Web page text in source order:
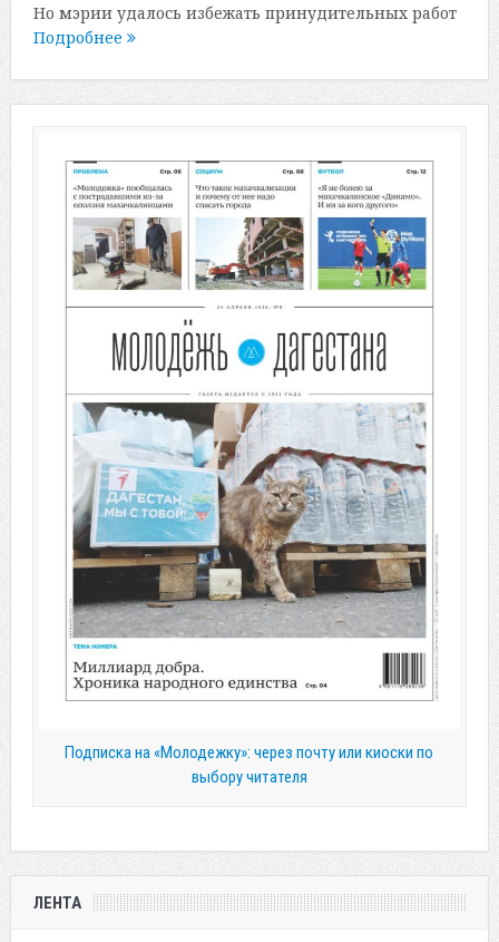
Но мэрии удалось избежать принудительных работ
Подробнее
Подписка на «Молодежку»: через почту или киоски по
выбору читателя
ЛЕНТА